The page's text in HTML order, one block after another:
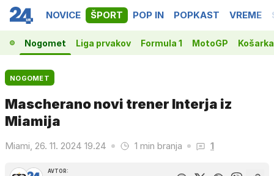
NOVICE ŠPORT POP IN POPKAST VREME
Nogomet Liga prvakov Formula 1 MotoGP Košarka
NOGOMET
Mascherano novi trener Interja iz
Miamija
Miami, 26. 11. 2024 19.24 1 min branja 1
AVTOR: